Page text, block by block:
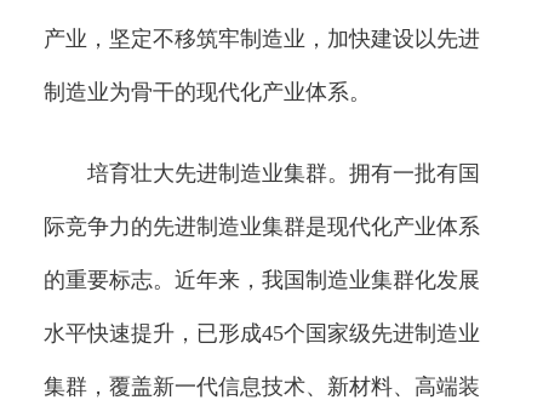
产业，坚定不移筑牢制造业，加快建设以先进
制造业为骨干的现代化产业体系。
培育壮大先进制造业集群。拥有一批有国
际竞争力的先进制造业集群是现代化产业体系
的重要标志。近年来，我国制造业集群化发展
水平快速提升，已形成45个国家级先进制造业
集群，覆盖新一代信息技术、新材料、高端装